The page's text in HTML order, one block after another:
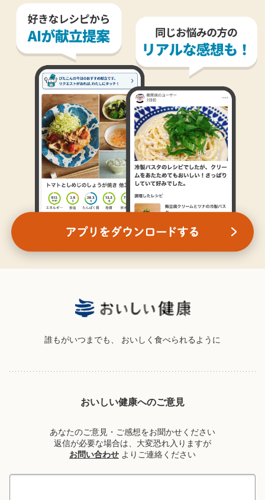
誰もがいつまでも、 おいしく食べられるように
おいしい健康へのご意見
あなたのご意見・ご感想をお聞かせください
返信が必要な場合は、大変恐れ入りますが
お問い合わせ よりご連絡ください